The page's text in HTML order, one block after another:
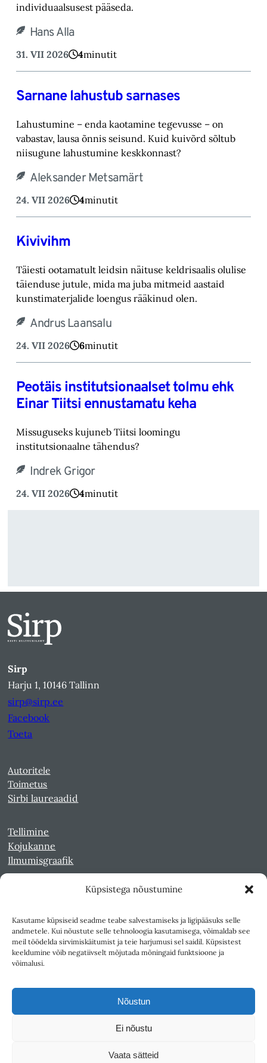
Küpsistega nõustumine
Kasutame küpsiseid seadme teabe salvestamiseks ja ligipääsuks selle
andmetele. Kui nõustute selle tehnoloogia kasutamisega, võimaldab see
meil töödelda sirvimiskäitumist ja teie harjumusi sel saidil. Küpsistest
keeldumine võib negatiivselt mõjutada mõningaid funktsioone ja
võimalusi.
Nõustun
Ei nõustu
Vaata sätteid
individuaalsusest pääseda.
Hans Alla
31. VII 2026 4minutit
Sarnane lahustub sarnases
Lahustumine – enda kaotamine tegevusse – on
vabastav, lausa õnnis seisund. Kuid kuivõrd sõltub
niisugune lahustumine keskkonnast?
Aleksander Metsamärt
24. VII 2026 4minutit
Kivivihm
Täiesti ootamatult leidsin näituse keldrisaalis olulise
täienduse jutule, mida ma juba mitmeid aastaid
kunstimaterjalide loengus rääkinud olen.
Andrus Laansalu
24. VII 2026 6minutit
Peotäis institutsionaalset tolmu ehk
Einar Tiitsi ennustamatu keha
Missuguseks kujuneb Tiitsi loomingu
institutsionaalne tähendus?
Indrek Grigor
24. VII 2026 4minutit
Sirp
Harju 1, 10146 Tallinn
sirp@sirp.ee
Facebook
Toeta
Autoritele
Toimetus
Sirbi laureaadid
Tellimine
Kojukanne
Ilmumisgraafik
Kultuurileht 1994-1997
Reede 1989-1990
Sirp ja Vasar 1940-1989
Teksti- ja andmekaeve
Väljaandja SA Kultuurileht